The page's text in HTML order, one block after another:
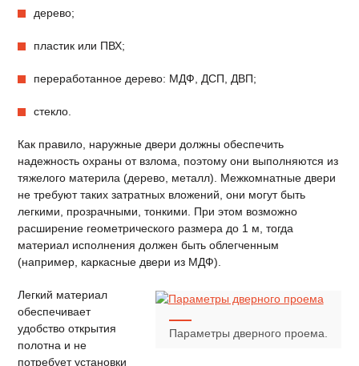
дерево;
пластик или ПВХ;
переработанное дерево: МДФ, ДСП, ДВП;
стекло.
Как правило, наружные двери должны обеспечить
надежность охраны от взлома, поэтому они выполняются из
тяжелого материла (дерево, металл). Межкомнатные двери
не требуют таких затратных вложений, они могут быть
легкими, прозрачными, тонкими. При этом возможно
расширение геометрического размера до 1 м, тогда
материал исполнения должен быть облегченным
(например, каркасные двери из МДФ).
Параметры дверного проема.
Легкий материал
обеспечивает
удобство открытия
полотна и не
потребует установки